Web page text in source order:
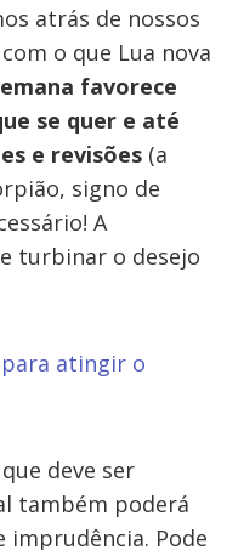
atrás de nossos
o que Lua nova
favorece
se quer e até
e revisões (a
signo de
A
turbinar o desejo
atingir o
deve ser
também poderá
imprudência. Pode